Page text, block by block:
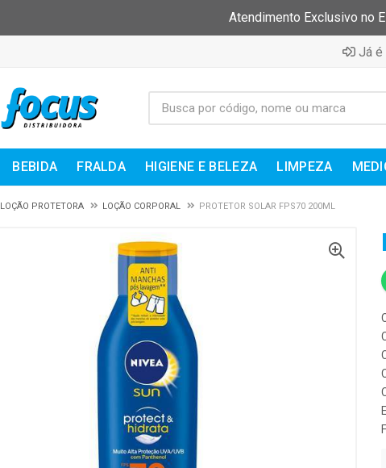
Atendimento Exclusivo no
Já é
BEBIDA FRALDA HIGIENE E BELEZA LIMPEZA
LOÇÃO PROTETORA LOÇÃO CORPORAL PROTETOR SOLAR FPS70 200ML